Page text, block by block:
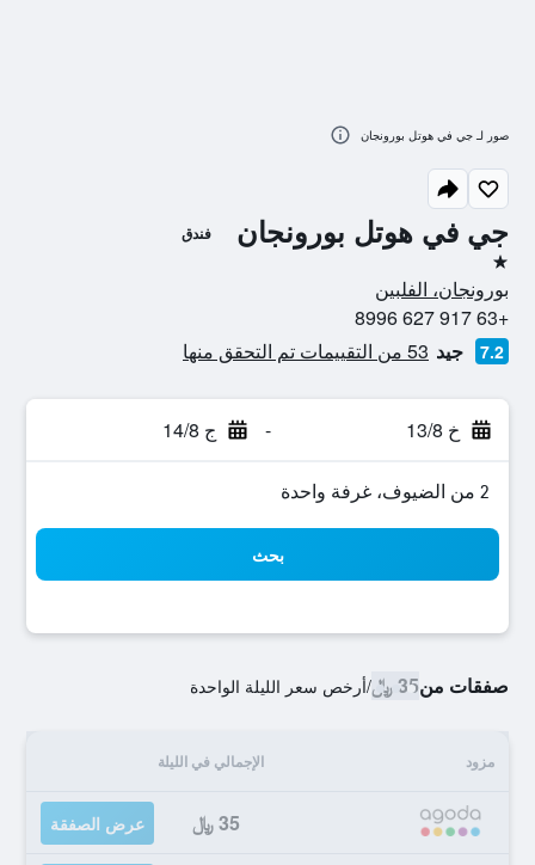
جي في هوتل بورونجان فندق
نجمة واحدة
بورونجان، الفلبين
+63 917 627 8996
7.2 جيد 53 من التقييمات تم التحقق منها
خ 13/8 - ج 14/8
2 من الضيوف، غرفة واحدة
بحث
صفقات من35 ﷼ /أرخص سعر الليلة الواحدة
مزود الإجمالي في الليلة
35 ﷼ عرض الصفقة
صور لـ جي في هوتل بورونجان